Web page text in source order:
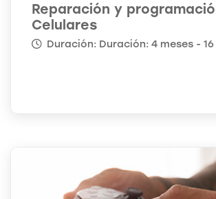
Reparación y
Celulares
Duración: Duración: 4 meses -